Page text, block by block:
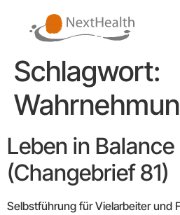
Schlagwort:
Leben in Balance
(Changebrief 81)
Selbstführung für Vielarbeiter und